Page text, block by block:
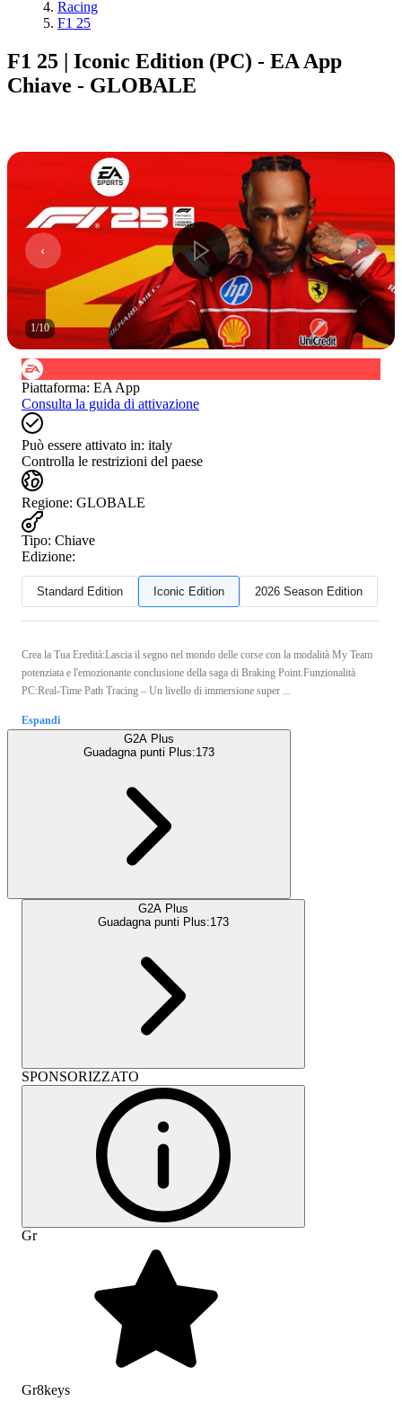
Racing
F1 25
F1 25 | Iconic Edition (PC) - EA App
Chiave - GLOBALE
1/10
Piattaforma: EA App
Consulta la guida di attivazione
Può essere attivato in: italy
Controlla le restrizioni del paese
Regione: GLOBALE
Tipo: Chiave
Edizione:
Standard Edition Iconic Edition 2026 Season Edition
Crea la Tua Eredità:Lascia il segno nel mondo delle corse con la modalità My Team
potenziata e l'emozionante conclusione della saga di Braking Point.Funzionalità
PC:Real-Time Path Tracing – Un livello di immersione super ...
Espandi
G2A Plus
Guadagna punti Plus:173
G2A Plus
Guadagna punti Plus:173
SPONSORIZZATO
Gr
Gr8keys